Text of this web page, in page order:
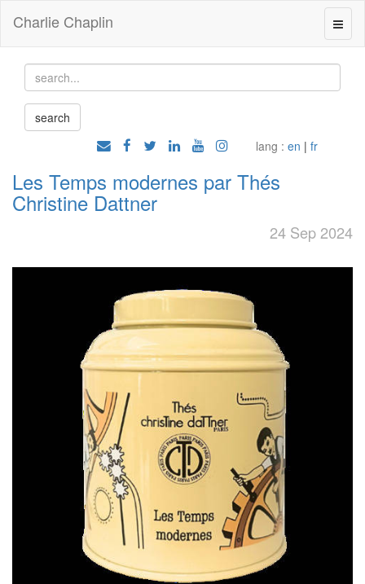
Charlie Chaplin
lang : en | fr
Les Temps modernes par Thés
Christine Dattner
24 Sep 2024